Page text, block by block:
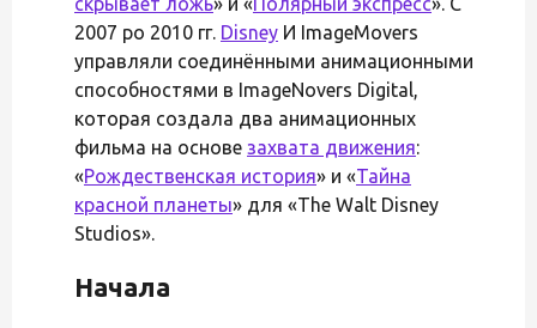
2007 ро 2010 гг. Disney И ImageMovers
управляли соединёнными анимационными
способностями в ImageNovers Digital,
которая создала два анимационных
фильма на основе захвата движения:
«Рождественская история» и «Тайна
красной планеты» для «The Walt Disney
Studios».
Начала